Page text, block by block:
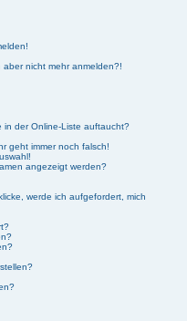
aber nicht mehr anmelden?!
in der Online-Liste auftaucht?
geht immer noch falsch!
angezeigt werden?
werde ich aufgefordert, mich